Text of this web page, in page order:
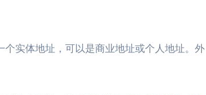
实体地址，可以是商业地址或个人地址。外